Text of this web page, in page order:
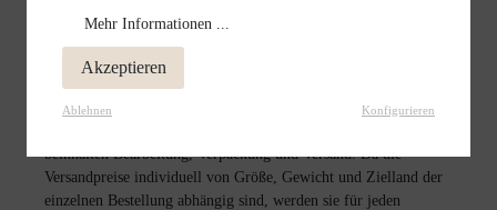
Es gelten die zum Zeitpunkt der Bestellung im Angebot
heißt, sie beinhalten die jeweils gültige gesetzliche
Mehrwertsteuer und sonstige Preisbestandteile. Die
Versandkosten werden im Bestellprozess hinzugefügt (nach dem
beinhalten Bearbeitung, Verpackung und Versand. Da die
Versandpreise individuell von Größe, Gewicht und Zielland der
einzelnen Bestellung abhängig sind, werden sie für jeden
Mehr Informationen ...
Akzeptieren
Ablehnen Konfigurieren